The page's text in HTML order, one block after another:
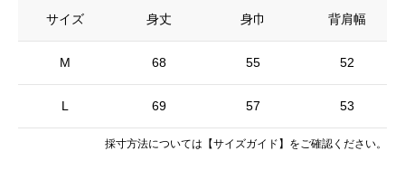
サイズ
M
L
身丈 身巾 背肩幅
68 55 52
69 57 53
採寸方法については 【サイズガイド】 をご確認ください。